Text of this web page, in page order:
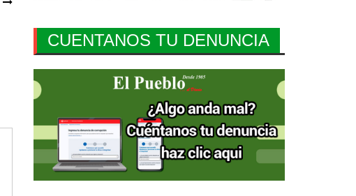
CUENTANOS TU DENUNCIA